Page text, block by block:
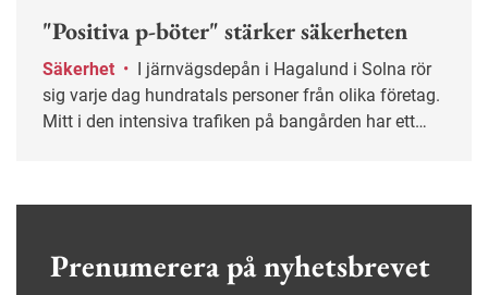
"Positiva p-böter" stärker säkerheten
Säkerhet •
sig varje dag hundratals personer från olika företag.
Mitt i den intensiva trafiken på bangården har ett
Prenumerera på nyhetsbrevet